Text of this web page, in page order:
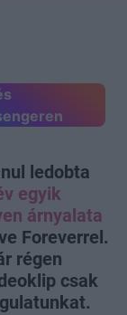
ledobta
egyik
árnyalata
Foreverrel.
régen
csak